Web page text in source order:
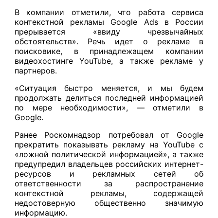
В компании отметили, что работа сервиса
контекстной рекламы Google Ads в России
прерывается «ввиду чрезвычайных
обстоятельств». Речь идет о рекламе в
поисковике, в принадлежащем компании
видеохостинге YouTube, а также рекламе у
партнеров.
«Ситуация быстро меняется, и мы будем
продолжать делиться последней информацией
по мере необходимости», — отметили в
Google.
Ранее Роскомнадзор потребовал от Google
прекратить показывать рекламу на YouTube с
«ложной политической информацией», а также
предупредил владельцев российских интернет-
ресурсов и рекламных сетей об
ответственности за распространение
контекстной рекламы, содержащей
недостоверную общественно значимую
информацию.